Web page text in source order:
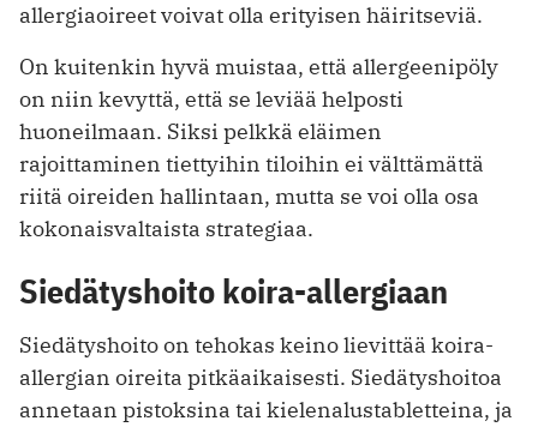
allergiaoireet voivat olla erityisen häiritseviä.
On kuitenkin hyvä muistaa, että allergeenipöly
on niin kevyttä, että se leviää helposti
huoneilmaan. Siksi pelkkä eläimen
rajoittaminen tiettyihin tiloihin ei välttämättä
riitä oireiden hallintaan, mutta se voi olla osa
kokonaisvaltaista strategiaa.
Siedätyshoito koira-allergiaan
Siedätyshoito on tehokas keino lievittää koira-
allergian oireita pitkäaikaisesti. Siedätyshoitoa
annetaan pistoksina tai kielenalustabletteina, ja